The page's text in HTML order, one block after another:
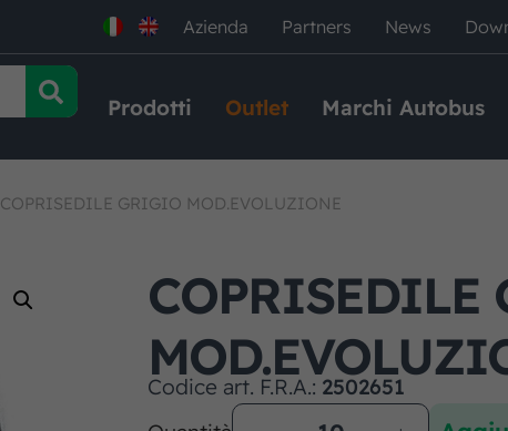
Azienda Partners News
Prodotti Outlet Marchi Autobus
COPRISEDILE GRIGIO MOD.EVOLUZIONE
COPRISEDILE
Codice art. F.R.A.: 2502651